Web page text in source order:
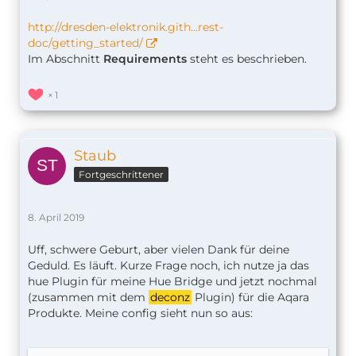
http://dresden-elektronik.gith…rest-
doc/getting_started/
Im Abschnitt Requirements steht es beschrieben.
1
Staub
Fortgeschrittener
8. April 2019
Uff, schwere Geburt, aber vielen Dank für deine
Geduld. Es läuft. Kurze Frage noch, ich nutze ja das
hue Plugin für meine Hue Bridge und jetzt nochmal
(zusammen mit dem deconz Plugin) für die Aqara
Produkte. Meine config sieht nun so aus: